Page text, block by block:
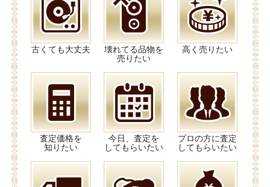
古くても大丈夫
壊れてる品物を
売りたい
高く売りたい
査定価格を
知りたい
今日、査定を
してもらいたい
プロの方に査定
してもらいたい